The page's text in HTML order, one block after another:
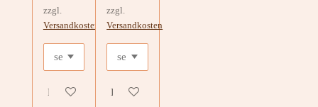
zzgl.
Versandkosten
Details anzeigen
zzgl.
Versandkosten
Bei Verfügbarkeit benachrichtigen